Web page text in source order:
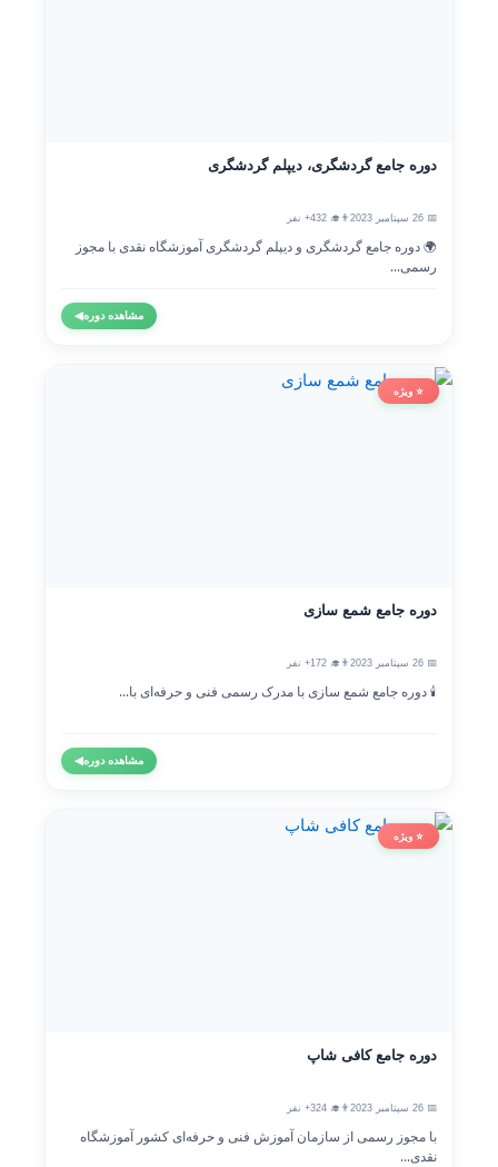
دوره جامع گردشگری، دیپلم گردشگری
📅 26 سپتامبر 2023 👨‍🎓 432+ نفر
🌍 دوره جامع گردشگری و دیپلم گردشگری آموزشگاه نقدی با مجوز
رسمی...
مشاهده دوره◀
⭐ ویژه
دوره جامع شمع سازی
📅 26 سپتامبر 2023 👨‍🎓 172+ نفر
🕯️ دوره جامع شمع سازی با مدرک رسمی فنی و حرفه‌ای با...
مشاهده دوره◀
⭐ ویژه
دوره جامع کافی شاپ
📅 26 سپتامبر 2023 👨‍🎓 324+ نفر
با مجوز رسمی از سازمان آموزش فنی و حرفه‌ای کشور آموزشگاه
نقدی...